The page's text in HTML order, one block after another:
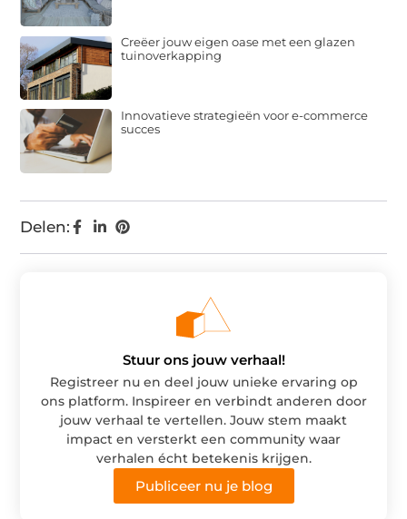
Delen:
Creëer jouw eigen oase met een glazen
tuinoverkapping
Innovatieve strategieën voor e-commerce
succes
Stuur ons jouw verhaal!
Registreer nu en deel jouw unieke ervaring op
ons platform. Inspireer en verbindt anderen door
jouw verhaal te vertellen. Jouw stem maakt
impact en versterkt een community waar
verhalen écht betekenis krijgen.
Publiceer nu je blog